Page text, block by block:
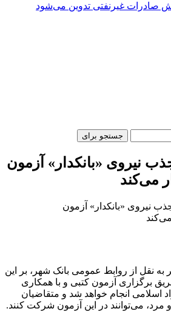
صادرات غیرنفتی تدوین می‌شود
جستجو برای
نیروی «بانکدار» آزمون
می‌کند
نقل از روابط عمومی بانک شهر، بر این
برگزاری آزمون کتبی و با همکاری
اسلامی انجام خواهد شد و متقاضیان
مرد، می‌توانند در این آزمون شرکت کنند.